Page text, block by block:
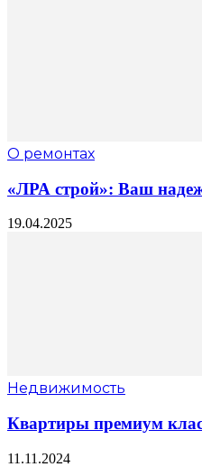
О ремонтах
«ЛРА строй»: Ваш
19.04.2025
Недвижимость
Квартиры премиум
11.11.2024